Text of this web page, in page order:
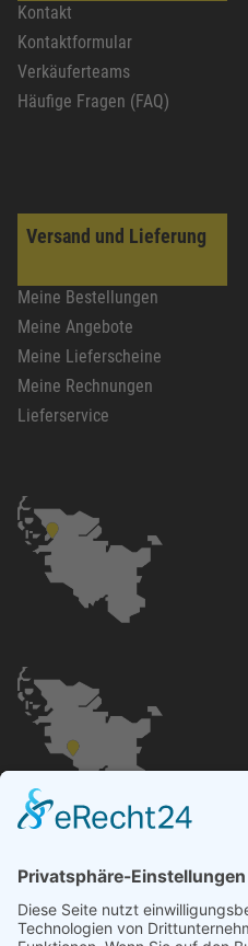
Kontakt
Kontaktformular
Verkäuferteams
Häufige Fragen (FAQ)
Versand und Lieferung
Meine Bestellungen
Meine Angebote
Meine Lieferscheine
Meine Rechnungen
Lieferservice